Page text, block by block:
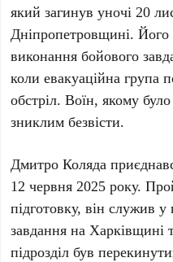
який загинув уночі 20
Дніпропетровщині. Його
виконання бойового
коли евакуаційна група
обстріл. Воїн, якому
зниклим безвісти.
Дмитро Коляда
12 червня 2025 року.
підготовку, він служив
завдання на
підрозділ був